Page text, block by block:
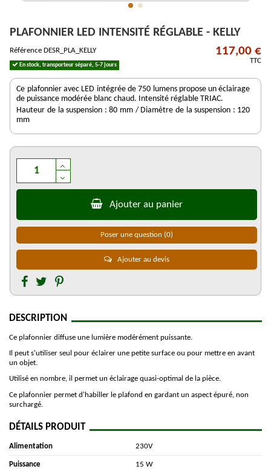
PLAFONNIER LED INTENSITÉ RÉGLABLE - KELLY
Référence DESR_PLA_KELLY
En stock, transporteur séparé, 5-7 jours
117,00 €
TTC
Ce plafonnier avec LED intégrée de 750 lumens propose un éclairage
de puissance modérée blanc chaud. Intensité réglable TRIAC.
Hauteur de la suspension : 80 mm / Diamètre de la suspension : 120
mm
Ajouter au panier
Poser une question (0)
Ajouter au devis
DESCRIPTION
Ce plafonnier diffuse une lumière modérément puissante.
Il peut s'utiliser seul pour éclairer une petite surface ou pour mettre en avant
un objet.
Utilisé en nombre, il permet un éclairage quasi-optimal de la pièce.
Ce plafonnier permet d'habiller le plafond en gardant un aspect épuré, non
surchargé.
DÉTAILS PRODUIT
Alimentation 230V
Puissance 15 W